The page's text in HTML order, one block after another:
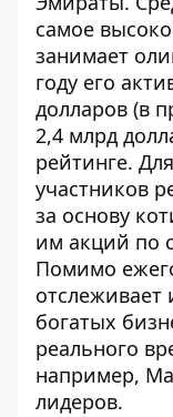
самое
занимает
году его
долларов (в
2,4 млрд
рейтинге.
участников
за основу
им акций по
Помимо
отслеживает
богатых
реального
например,
лидеров.